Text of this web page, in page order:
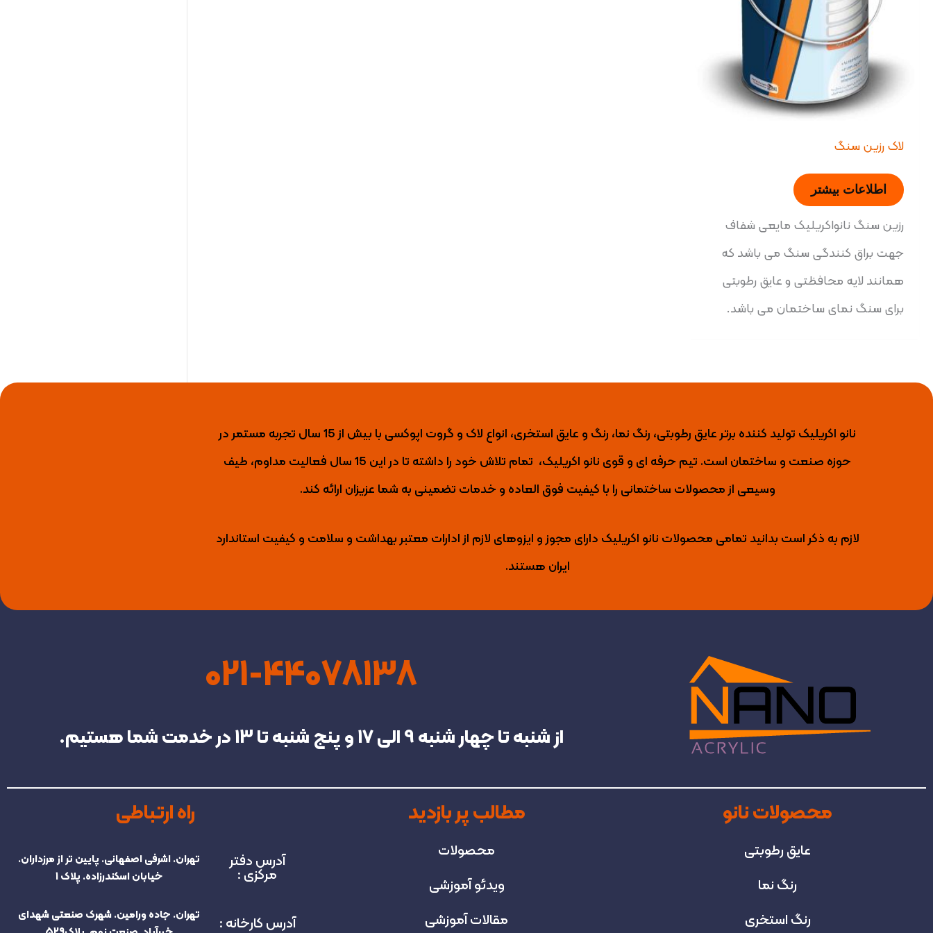
لاک رزین سنگ
اطلاعات بیشتر
رزین سنگ نانواکریلیک مایعی شفاف
جهت براق کنندگی سنگ می باشد که
همانند لایه محافظتی و عایق رطوبتی
برای سنگ نمای ساختمان می باشد.
نانو اکریلیک تولید کننده برتر عایق رطوبتی، رنگ نما، رنگ و عایق استخری، انواع لاک و گروت اپوکسی با بیش از 15 سال تجربه مستمر در
حوزه صنعت و ساختمان است. تیم حرفه ای و قوی نانو اکریلیک، تمام تلاش خود را داشته تا
در این 15 سال فعالیت مداوم، طیف
وسیعی از محصولات ساختمانی را با کیفیت فوق العاده و خدمات تضمینی به شما عزیزان ارائه کند.
لازم به ذکر است بدانید تمامی محصولات نانو اکریلیک دارای مجوز و ایزوهای لازم از ادارات معتبر بهداشت و سلامت و کیفیت استاندارد
ایران هستند.
021-44078138
از شنبه تا چهار شنبه‌ 9 الی 17 و پنج شنبه تا 13 در خدمت شما هستیم.
محصولات نانو
عایق رطوبتی
رنگ نما
رنگ استخری
مطالب پر بازدید
محصولات
ویدئو آموزشی
مقالات آموزشی
راه ارتباطی
آدرس دفتر
مرکزی :
تهران. اشرفی اصفهانی. پایین تر از مرزداران.
خیابان اسکندرزاده. پلاک 1
آدرس کارخانه :
تهران. جاده ورامین. شهرک صنعتی شهدای